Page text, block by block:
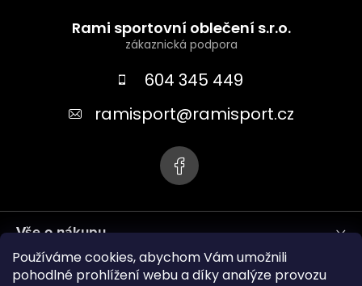
Používáme cookies, abychom Vám umožnili
pohodlné prohlížení webu a díky analýze provozu
Rami sportovní oblečení s.r.o.
604 345 449
ramisport@ramisport.cz
Vše o nákupu
Informace pro vás